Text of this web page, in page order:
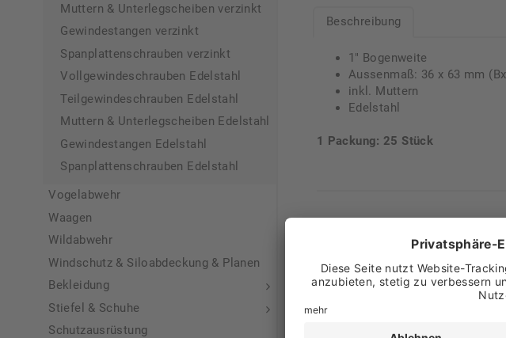
Muttern & Unterlegscheiben verzinkt
Gewindestangen verzinkt
Spanplattenschrauben verzinkt
Vollgewindeschrauben Edelstahl
Teilgewindeschrauben Edelstahl
Muttern & Unterlegscheiben Edelstahl
Gewindestangen Edelstahl
Spanplattenschrauben Edelstahl
Vogelabwehr
Waagen
Wildabwehr
Windschutz & Siloabdeckung & Planen
Bekleidung
Stiefel & Schuhe
Schutzausrüstung
Beschreibung
1" Bogenweite
Aussenmaß: 36 x 63 mm
inkl. Muttern
Edelstahl
1 Packung: 25 Stück